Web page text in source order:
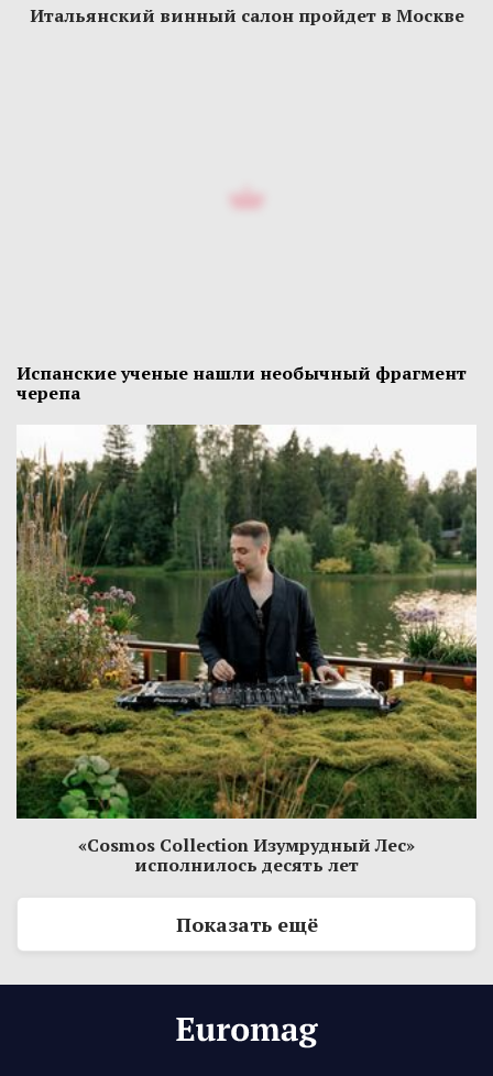
Итальянский винный салон пройдет в Москве
Испанские ученые нашли необычный фрагмент
черепа
«Cosmos Collection Изумрудный Лес»
исполнилось десять лет
Показать ещё